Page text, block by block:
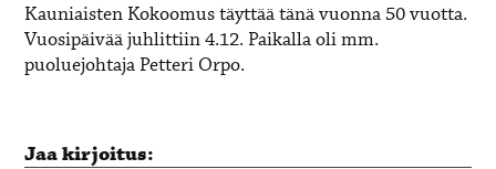
Kauniaisten Kokoomus täyttää tänä vuonna 50 vuotta.
Vuosipäivää juhlittiin 4.12. Paikalla oli mm.
puoluejohtaja Petteri Orpo.
Jaa kirjoitus: